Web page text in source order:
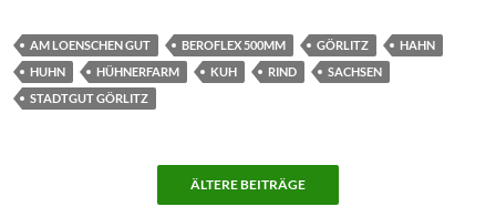
AM LOENSCHEN GUT BEROFLEX 500MM GÖRLITZ
HAHN
HUHN
HÜHNERFARM KUH RIND
SACHSEN
STADTGUT GÖRLITZ
ÄLTERE BEITRÄGE